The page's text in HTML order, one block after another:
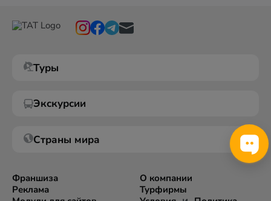
Туры
Экскурсии
Страны мира
Франшиза
Реклама
О компании
Турфирмы